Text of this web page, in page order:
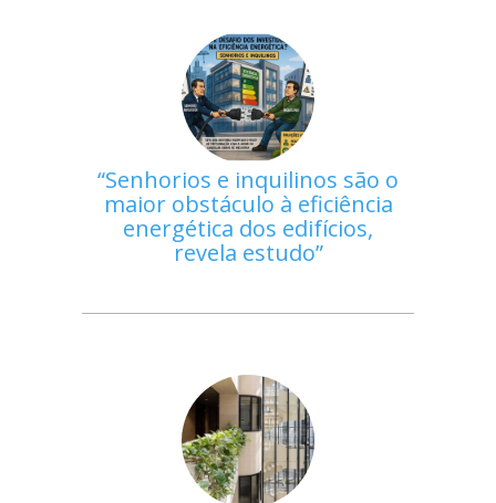
Senhorios e inquilinos são o
maior obstáculo à eficiência
energética dos edifícios,
revela estudo